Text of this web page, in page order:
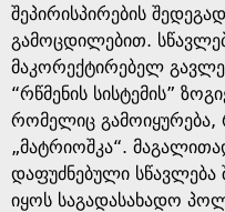
შეპირისპირების
გამოცდილებით.
მაკორექტირებელ
“რწმენის სისტემის”
რომელიც
„მატრიოშკა“.
დაფუძნებული სწავლება
იყოს საგადასახადო